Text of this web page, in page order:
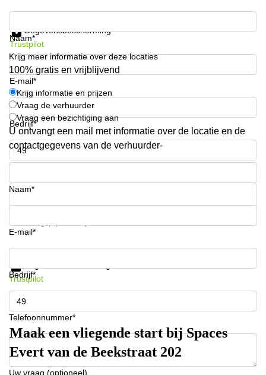
Coworking
space
Hilversum
Coworking
space
Zwolle
Coworking
Haarlem
Kantoor
Huren
Hengelo
Nijmegen
Naam*
E-mail*
Bedrijf*
Telefoonnummer*
Gegevensbescherming
Trustpilot
Krijg meer informatie over deze locaties
100% gratis en vrijblijvend
Krijg informatie en prijzen
Vraag de verhuurder
Vraag een bezichtiging aan
U ontvangt een mail met informatie over de locatie en de
contactgegevens van de verhuurder-
Naam*
E-mail*
Bedrijf*
Telefoonnummer*
Uw vraag (optioneel)
Krijg informatie en prijzen
Trustpilot
Maak een vliegende start bij Spaces
Evert van de Beekstraat 202